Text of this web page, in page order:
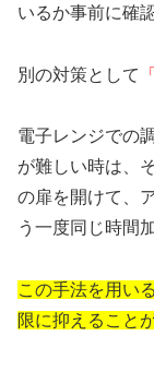
いるか事前に確
別の対策として
電子レンジでの
が難しい時は、
の扉を開けて、
う一度同じ時間
この手法を用い
限に抑えること